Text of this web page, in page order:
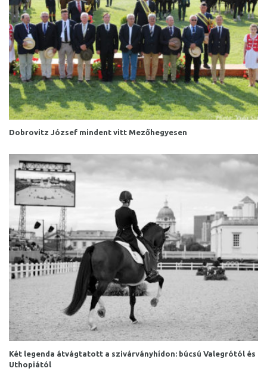
Dobrovitz József mindent vitt Mezőhegyesen
Két legenda átvágtatott a szivárványhídon: búcsú Valegrótól és
Uthopiától